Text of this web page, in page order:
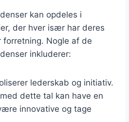
kan opdeles i
der hver især har deres
Nogle af de
inkluderer:
lederskab og initiativ.
dette tal kan have en
innovative og tage